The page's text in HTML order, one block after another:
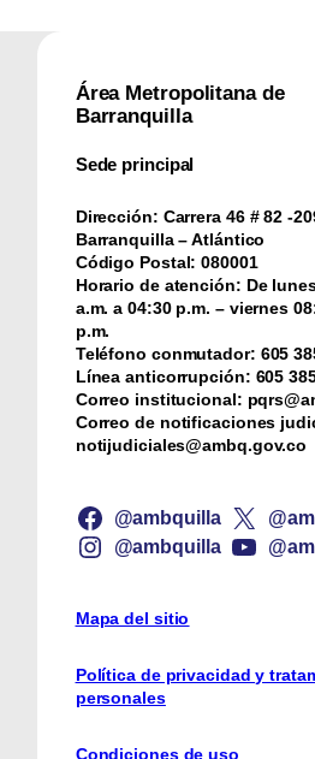
Área Metropolitana de
Barranquilla
Sede principal
Dirección: Carrera 46 # 82 -
Barranquilla – Atlántico
Código Postal: 080001
Horario de atención: De
a.m. a 04:30 p.m. – viernes
p.m.
Teléfono conmutador: ‪605
Línea anticorrupción: ‪605
Correo institucional:
Correo de notificaciones
notijudiciales@ambq.gov.co
@ambquilla
@ambquilla
Mapa del sitio
Política de privacidad y
personales
Condiciones de uso